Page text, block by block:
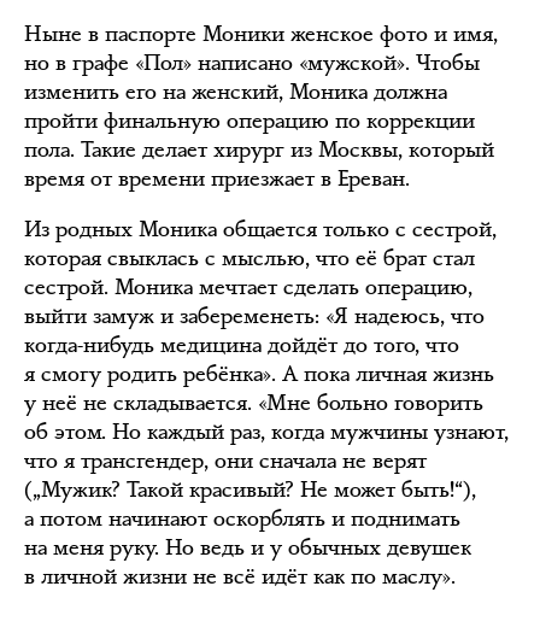
Ныне в паспорте Моники женское фото и имя,
но в графе «Пол» написано «мужской». Чтобы
изменить его на женский, Моника должна
пройти финальную операцию по коррекции
пола. Такие делает хирург из Москвы, который
время от времени приезжает в Ереван.
Из родных Моника общается только с сестрой,
которая свыклась с мыслью, что её брат стал
сестрой. Моника мечтает сделать операцию,
выйти замуж и забеременеть: «Я надеюсь, что
когда-нибудь медицина дойдёт до того, что
я смогу родить ребёнка». А пока личная жизнь
у неё не складывается. «Мне больно говорить
об этом. Но каждый раз, когда мужчины узнают,
что я трансгендер, они сначала не верят
(„Мужик? Такой красивый? Не может быть!“),
а потом начинают оскорблять и поднимать
на меня руку. Но ведь и у обычных девушек
в личной жизни не всё идёт как по маслу».